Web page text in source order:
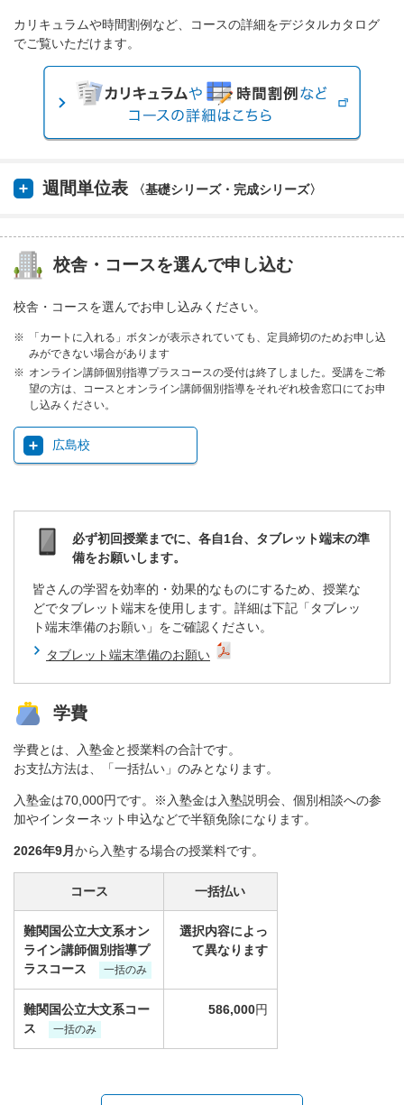
カリキュラムや時間割例など、コースの詳細をデジタルカタログ
でご覧いただけます。
週間単位表 〈基礎シリーズ・完成シリーズ〉
校舎・コースを選んで申し込む
校舎・コースを選んでお申し込みください。
「カートに入れる」ボタンが表示されていても、定員締切のためお申し込
みができない場合があります
オンライン講師個別指導プラスコースの受付は終了しました。受講をご希
望の方は、コースとオンライン講師個別指導をそれぞれ校舎窓口にてお申
し込みください。
広島校
必ず初回授業までに、各自1台、タブレット端末の準
備をお願いします。
皆さんの学習を効率的・効果的なものにするため、授業な
どでタブレット端末を使用します。詳細は下記「タブレッ
ト端末準備のお願い」をご確認ください。
タブレット端末準備のお願い
学費
学費とは、入塾金と授業料の合計です。
お支払方法は、「一括払い」のみとなります。
入塾金は70,000円です。※入塾金は入塾説明会、個別相談への参
加やインターネット申込などで半額免除になります。
2026年9月 から入塾する場合の授業料です。
コース
難関国公立大文系オン
ライン講師個別指導プ
ラスコース
一括のみ
難関国公立大文系コー
ス
一括のみ
一括払い
選択内容によっ
て異なります
586,000円